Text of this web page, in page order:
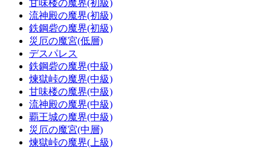
甘味楼の魔界(初級)
流神殿の魔界(初級)
鉄鋼砦の魔界(初級)
災厄の魔宮(低層)
デスパレス
鉄鋼砦の魔界(中級)
煉獄峠の魔界(中級)
甘味楼の魔界(中級)
流神殿の魔界(中級)
覇王城の魔界(中級)
災厄の魔宮(中層)
煉獄峠の魔界(上級)